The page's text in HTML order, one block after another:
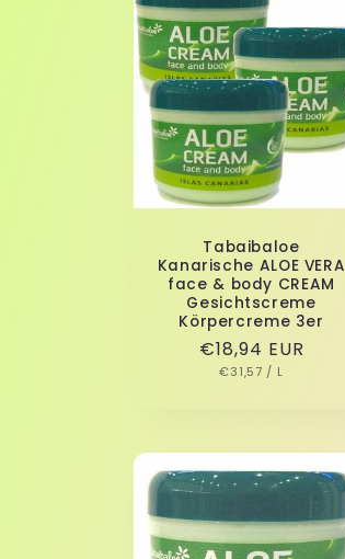
g
o
i
e
Tabaibaloe
Kanarische ALOE VERA
face & body CREAM
Gesichtscreme
Körpercreme 3er
Normaler
Preis
€18,94 EUR
GRUNDPREIS
€31,57 / PRO
L